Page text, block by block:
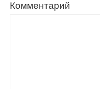
Комментарий